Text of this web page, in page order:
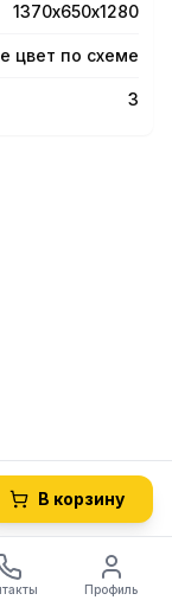
1370х650х1280
цвет по схеме
3
В корзину
Профиль